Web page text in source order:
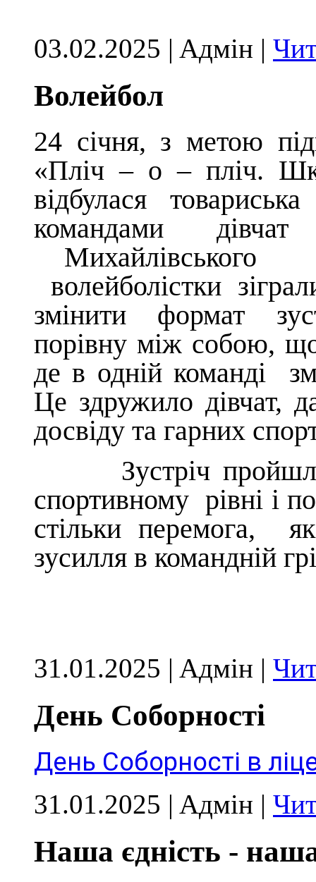
03.02.2025 | Aдмін |
Волейбол
24 січня, з метою
«Пліч – о – пліч.
відбулася
командами
Михайлівського
волейболістки
змінити формат
порівну між собою,
де в одній команді
Це здружило дівчат,
досвіду та гарних
Зустріч пройшла
спортивному рівні і
стільки перемога,
зусилля в командній
31.01.2025 | Aдмін |
День Соборності
День Соборності в
31.01.2025 | Aдмін |
Наша єдність -